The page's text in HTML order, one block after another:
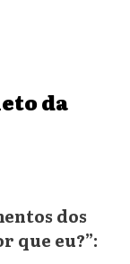
da
dos
que eu?”: